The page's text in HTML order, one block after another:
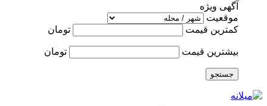
آگهی ویژه
موقعیت
کمترین قیمت
تومان
بیشترین قیمت تومان
جستجو